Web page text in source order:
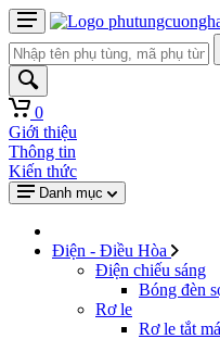
0
Giới thiệu
Thông tin
Kiến thức
Danh mục
Điện - Điều Hòa
Điện chiếu sáng
Bóng đèn
Rơ le
Rơ le tắt